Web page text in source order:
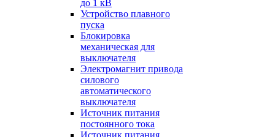
до 1 кВ
Устройство плавного
пуска
Блокировка
механическая для
выключателя
Электромагнит привода
силового
автоматического
выключателя
Источник питания
постоянного тока
Источник питания